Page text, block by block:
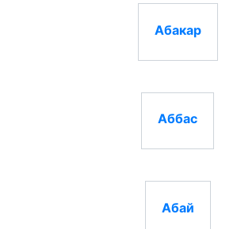
Абакар
Аббас
Абай